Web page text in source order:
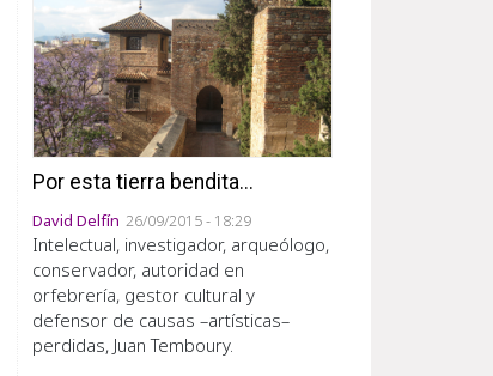
Por esta tierra bendita...
David Delfín 26/09/2015 - 18:29
Intelectual, investigador, arqueólogo,
conservador, autoridad en
orfebrería, gestor cultural y
defensor de causas –artísticas–
perdidas, Juan Temboury.